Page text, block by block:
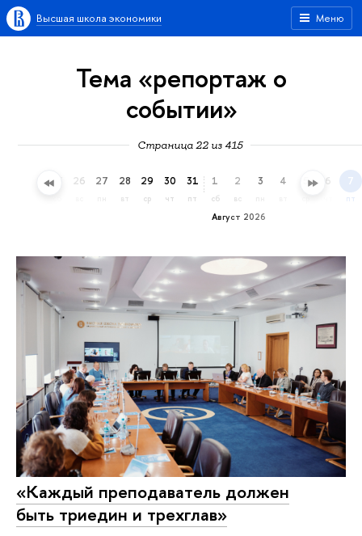
Меню
Высшая школа экономики
Тема «репортаж о
событии»
Страница 22 из 415
25 26 27 28
вт
29
ср
30
чт
31
пт
Август 2026
1
сб
2
вс
3 4 5 6 7
пт
«Каждый преподаватель должен
быть триедин и трехглав»